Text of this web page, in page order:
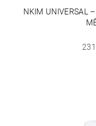
NKIM UNIVERSAL